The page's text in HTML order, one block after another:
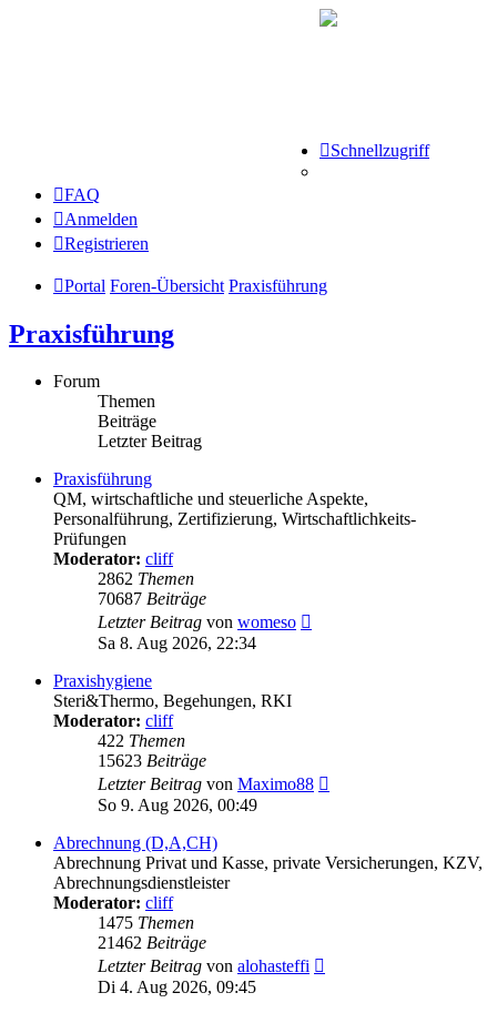
Schnellzugriff
FAQ
Anmelden
Registrieren
Portal Foren-Übersicht Praxisführung
Praxisführung
Forum
Themen
Beiträge
Letzter Beitrag
Praxisführung
QM, wirtschaftliche und steuerliche Aspekte,
Personalführung, Zertifizierung, Wirtschaftlichkeits-
Prüfungen
Moderator: cliff
2862 Themen
70687 Beiträge
Letzter Beitrag von womeso
Sa 8. Aug 2026, 22:34
Praxishygiene
Steri&Thermo, Begehungen, RKI
Moderator: cliff
422 Themen
15623 Beiträge
Letzter Beitrag von Maximo88
So 9. Aug 2026, 00:49
Abrechnung (D,A,CH)
Abrechnung Privat und Kasse, private Versicherungen, KZV,
Abrechnungsdienstleister
Moderator: cliff
1475 Themen
21462 Beiträge
Letzter Beitrag von alohasteffi
Di 4. Aug 2026, 09:45